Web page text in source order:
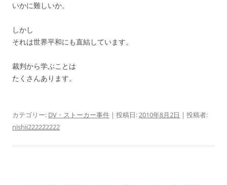
いかに難しいか。
しかし
それは世界平和にも直結しています。
裁判から学ぶことは
たくさんあります。
カテゴリー: DV・ストーカー事件 | 投稿日:2010年8月2日 | 投稿者:
nishii222222222